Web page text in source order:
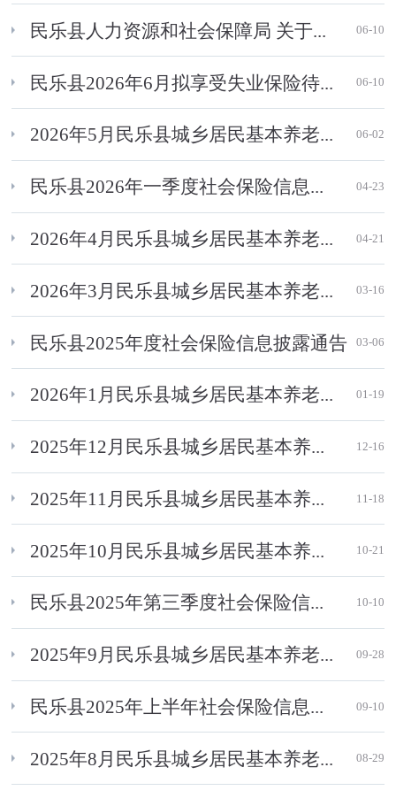
民乐县人力资源和社会保障局 关于... 06-10
民乐县2026年6月拟享受失业保险待... 06-10
2026年5月民乐县城乡居民基本养老... 06-02
民乐县2026年一季度社会保险信息... 04-23
2026年4月民乐县城乡居民基本养老... 04-21
2026年3月民乐县城乡居民基本养老... 03-16
民乐县2025年度社会保险信息披露通告 03-06
2026年1月民乐县城乡居民基本养老... 01-19
2025年12月民乐县城乡居民基本养... 12-16
2025年11月民乐县城乡居民基本养... 11-18
2025年10月民乐县城乡居民基本养... 10-21
民乐县2025年第三季度社会保险信... 10-10
2025年9月民乐县城乡居民基本养老... 09-28
民乐县2025年上半年社会保险信息... 09-10
2025年8月民乐县城乡居民基本养老... 08-29